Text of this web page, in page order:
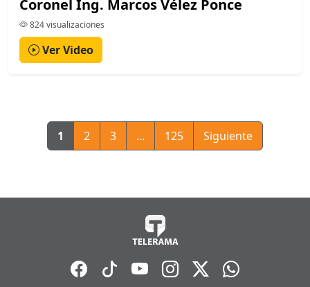
Coronel Ing. Marcos Vélez Ponce
824 visualizaciones
Ver Video
1 2 3 ... 125 Siguiente